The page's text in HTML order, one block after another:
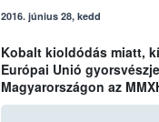
2016. június 28, kedd
Kobalt kioldódás miatt,
Európai Unió
Magyarországon az